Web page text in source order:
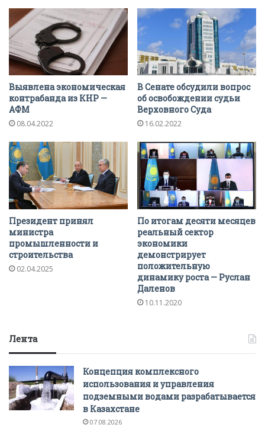
Выявлена экономическая
контрабанда из КНР —
АФМ
08.04.2022
В Сенате обсудили вопрос
об освобождении судьи
Верховного Суда
16.02.2022
Президент принял
министра
промышленности и
строительства
02.04.2025
По итогам десяти месяцев
реальный сектор
экономики
демонстрирует
положительную
динамику роста — Руслан
Даленов
10.11.2020
Лента
Концепция комплексного
использования и управления
подземными водами разрабатывается
в Казахстане
07.08.2026